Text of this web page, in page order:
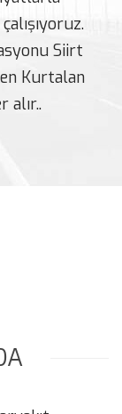
Siirt
Kurtalan
alır..